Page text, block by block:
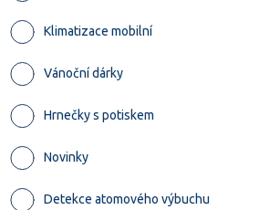
Klimatizace mobilní
Vánoční dárky
Hrnečky s potiskem
Novinky
Detekce atomového výbuchu